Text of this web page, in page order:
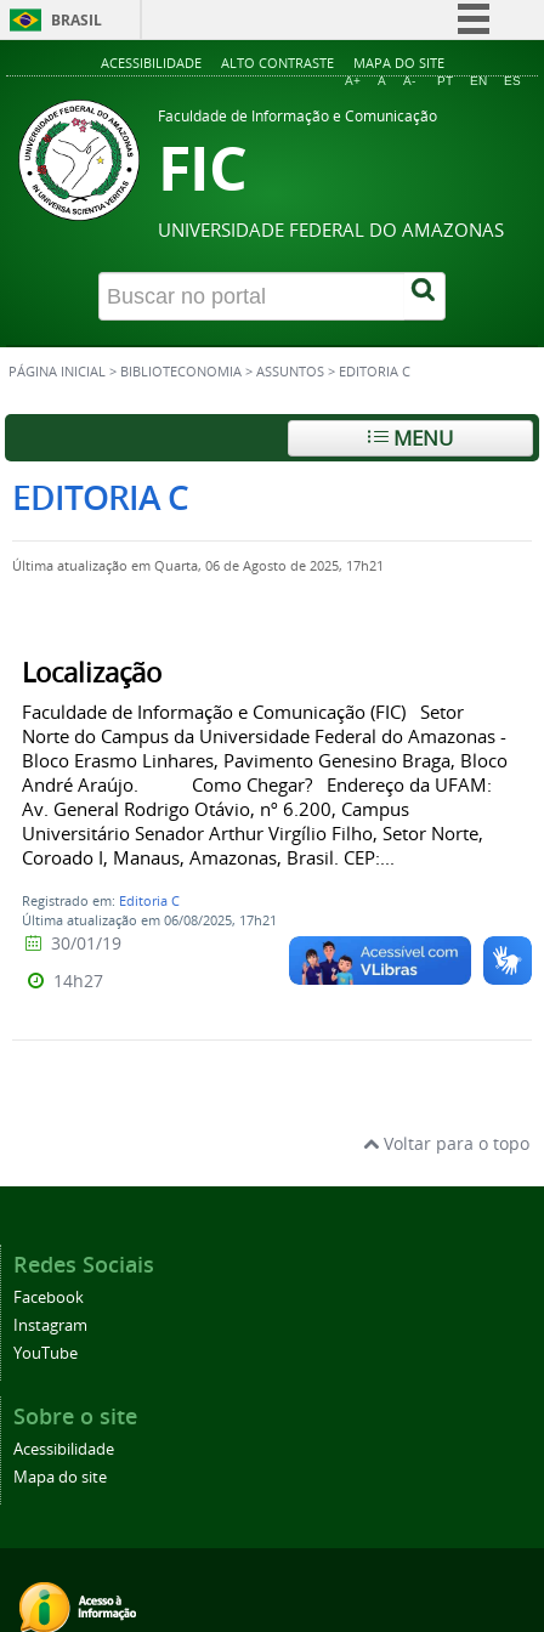
BRASIL
Simplifique!
ACESSIBILIDADE ALTO CONTRASTE MAPA DO SITE
A+ A A- PT EN ES
Faculdade de Informação e Comunicação
FIC
UNIVERSIDADE FEDERAL DO AMAZONAS
PÁGINA INICIAL > BIBLIOTECONOMIA > ASSUNTOS > EDITORIA C
MENU
EDITORIA C
Última atualização em Quarta, 06 de Agosto de 2025, 17h21
Localização
Faculdade de Informação e Comunicação (FIC) Setor
Norte do Campus da Universidade Federal do Amazonas -
Bloco Erasmo Linhares, Pavimento Genesino Braga, Bloco
André Araújo. Como Chegar? Endereço da UFAM:
Av. General Rodrigo Otávio, nº 6.200, Campus
Universitário Senador Arthur Virgílio Filho, Setor Norte,
Coroado I, Manaus, Amazonas, Brasil. CEP:...
Registrado em: Editoria C
Última atualização em 06/08/2025, 17h21
30/01/19
14h27
Voltar para o topo
Redes Sociais
Facebook
Instagram
YouTube
Sobre o site
Acessibilidade
Mapa do site